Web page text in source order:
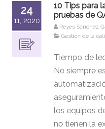
24
11, 2020
10 Tips para
pruebas de
Reyes Sánchez
Gestión de la
Tiempo de
No siempre
los equipos
no tienen la